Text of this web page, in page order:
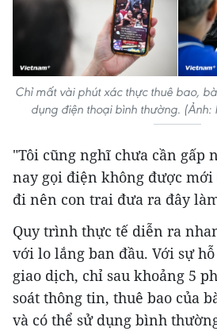
Chỉ mất vài phút xác thực thuê bao,
dụng điện thoại bình thường.
"Tôi cũng nghĩ chưa cần gấp
nay gọi điện không được
đi nên con trai đưa ra đây
Quy trình thực tế diễn ra
với lo lắng ban đầu. Với sự
giao dịch, chỉ sau khoảng 5
soát thông tin, thuê bao của
và có thể sử dụng bình